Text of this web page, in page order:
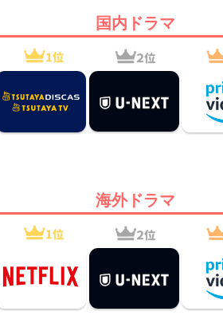
国内ドラマ
海外ドラマ